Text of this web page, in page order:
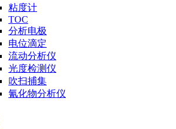
粘度计
TOC
分析电极
电位滴定
流动分析仪
光度检测仪
吹扫捕集
氰化物分析仪